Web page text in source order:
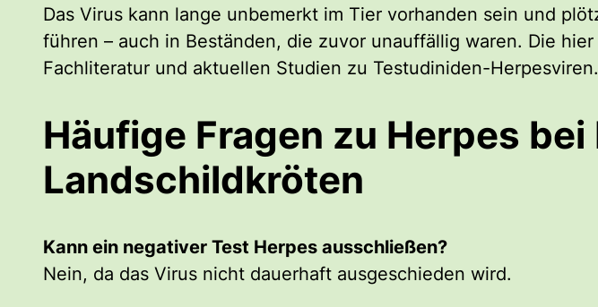
Das Virus kann lange unbemerkt im Tier vorhanden sein und
führen – auch in Beständen, die zuvor unauffällig waren. Die
Fachliteratur und aktuellen Studien zu Testudiniden-Herpesviren.
Häufige Fragen zu Herpes
Landschildkröten
Kann ein negativer Test Herpes ausschließen?
Nein, da das Virus nicht dauerhaft ausgeschieden wird.